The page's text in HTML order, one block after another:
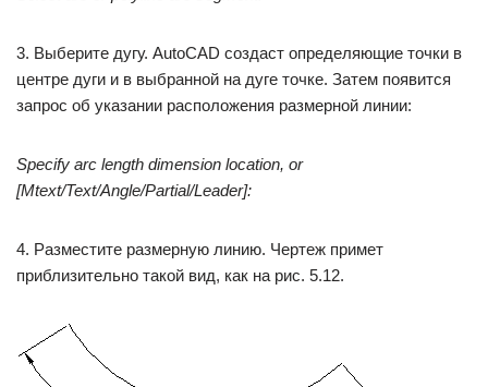
3. Выберите дугу. AutoCAD создаст определяющие точки в
центре дуги и в выбранной на дуге точке. Затем появится
запрос об указании расположения размерной линии:
Specify arc length dimension location, or
[Mtext/Text/Angle/Partial/Leader]:
4. Разместите размерную линию. Чертеж примет
приблизительно такой вид, как на рис. 5.12.